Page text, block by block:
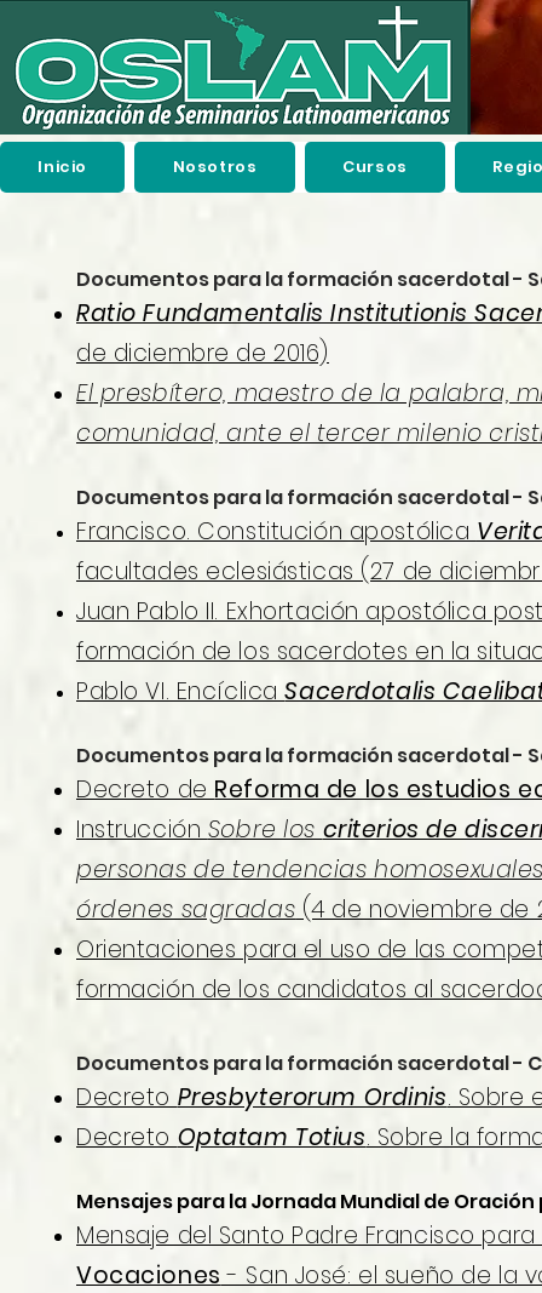
Documentos para la formación sacerdotal -
Ratio Fundamentalis Institutionis
de diciembre de 2016)
El presbítero, maestro de la palabra,
comunidad, ante el tercer milenio
Documentos para la formación sacerdotal -
Francisco. Constitución apostólica
facultades eclesiásticas (27 de
Juan Pablo II. Exhortación apostólica
formación de los sacerdotes en la
Pablo VI. EncíclicaSacerdotalis
Documentos para la formación sacerdotal -
Decreto de Reforma de los estudios
Instrucción Sobre los criterios de
personas de tendencias
órdenes sagradas (4 de noviembre de
Orientaciones para el uso de las
formación de los candidatos al
Documentos para la formación sacerdotal -
Decreto Presbyterorum Ordinis. Sobre
Decreto Optatam Totius. Sobre la
Mensajes para la Jornada Mundial de
Mensaje del Santo Padre Francisco
Vocaciones - San José: el sueño de la
Inicio Nosotros Cursos